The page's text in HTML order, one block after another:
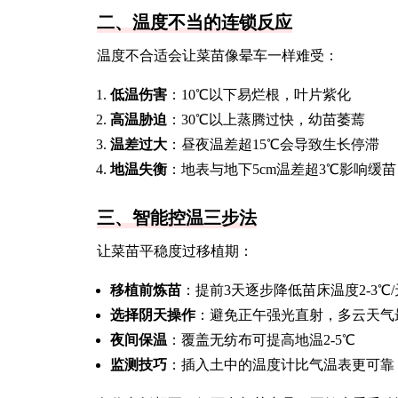
二、温度不当的连锁反应
温度不合适会让菜苗像晕车一样难受：
低温伤害 ：10℃以下易烂根，叶片紫化
高温胁迫 ：30℃以上蒸腾过快，幼苗萎蔫
温差过大 ：昼夜温差超15℃会导致生长停滞
地温失衡 ：地表与地下5cm温差超3℃影响缓苗
三、智能控温三步法
让菜苗平稳度过移植期：
移植前炼苗 ：提前3天逐步降低苗床温度2-3℃/
选择阴天操作：避免正午强光直射，多云天气
夜间保温 ：覆盖无纺布可提高地温2-5℃
监测技巧 ：插入土中的温度计比气温表更可靠